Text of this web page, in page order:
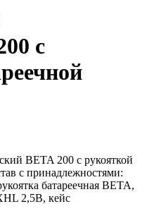
с
BETA 200 с рукояткой
с принадлежностями:
батареечная BETA,
2,5В, кейс